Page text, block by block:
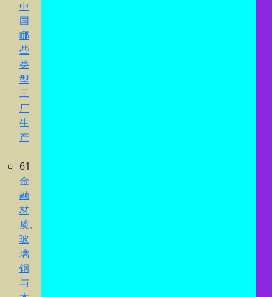
中
国
哪
些
类
型
工
厂
生
产
61
金
融
材
质、
玻
璃
钢
与